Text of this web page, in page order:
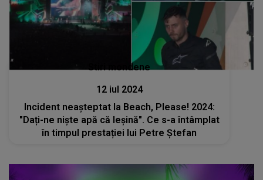
Stiri mondene
12 iul 2024
Incident neașteptat la Beach, Please! 2024:
"Dați-ne niște apă că leșină". Ce s-a întâmplat
în timpul prestației lui Petre Ștefan